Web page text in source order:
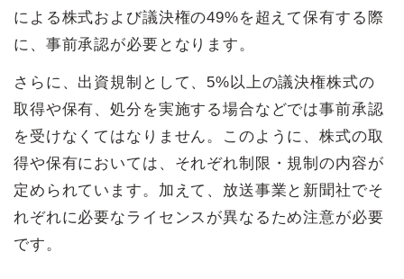
による株式および議決権の49%を超えて保有する際
に、事前承認が必要となります。
さらに、出資規制として、5%以上の議決権株式の
取得や保有、処分を実施する場合などでは事前承認
を受けなくてはなりません。このように、株式の取
得や保有においては、それぞれ制限・規制の内容が
定められています。加えて、放送事業と新聞社でそ
れぞれに必要なライセンスが異なるため注意が必要
です。